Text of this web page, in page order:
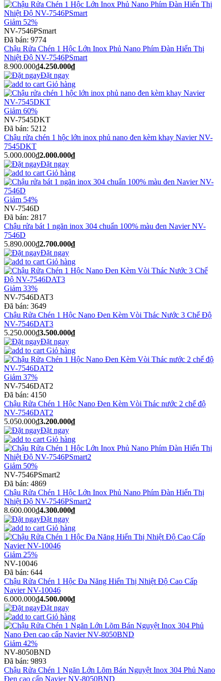
Giảm 52%
NV-7546PSmart
Đã bán: 9774
Chậu Rửa Chén 1 Hộc Lớn Inox Phủ Nano Phím Đàn Hiển Thị
Nhiệt Độ NV-7546PSmart
8.900.000₫4.250.000₫
Đặt ngay
Giỏ hàng
Giảm 60%
NV-7545DKT
Đã bán: 5212
Chậu rửa chén 1 hộc lớn inox phủ nano đen kèm khay Navier NV-
7545DKT
5.000.000₫2.000.000₫
Đặt ngay
Giỏ hàng
Giảm 54%
NV-7546D
Đã bán: 2817
Chậu rửa bát 1 ngăn inox 304 chuẩn 100% màu đen Navier NV-
7546D
5.890.000₫2.700.000₫
Đặt ngay
Giỏ hàng
Giảm 33%
NV-7546DAT3
Đã bán: 3649
Chậu Rửa Chén 1 Hộc Nano Đen Kèm Vòi Thác Nước 3 Chế Độ
NV-7546DAT3
5.250.000₫3.500.000₫
Đặt ngay
Giỏ hàng
Giảm 37%
NV-7546DAT2
Đã bán: 4150
Chậu Rửa Chén 1 Hộc Nano Đen Kèm Vòi Thác nước 2 chế độ
NV-7546DAT2
5.050.000₫3.200.000₫
Đặt ngay
Giỏ hàng
Giảm 50%
NV-7546PSmart2
Đã bán: 4869
Chậu Rửa Chén 1 Hộc Lớn Inox Phủ Nano Phím Đàn Hiển Thị
Nhiệt Độ NV-7546PSmart2
8.600.000₫4.300.000₫
Đặt ngay
Giỏ hàng
Giảm 25%
NV-10046
Đã bán: 644
Chậu Rửa Chén 1 Hộc Đa Năng Hiển Thị Nhiệt Độ Cao Cấp
Navier NV-10046
6.000.000₫4.500.000₫
Đặt ngay
Giỏ hàng
Giảm 42%
NV-8050BND
Đã bán: 9893
Chậu Rửa Chén 1 Ngăn Lớn Lõm Bán Nguyệt Inox 304 Phủ Nano
Đen cao cấp Navier NV-8050BND